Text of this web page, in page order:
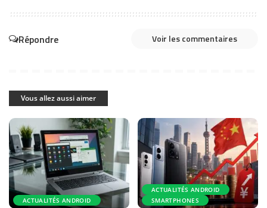
Répondre Voir les commentaires
Vous allez aussi aimer
ACTUALITÉS ANDROID
ACTUALITÉS ANDROID
SMARTPHONES